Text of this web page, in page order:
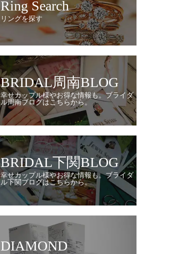
Ring Search
リングを探す
BRIDAL周南BLOG
幸せカップル様やお得な情報も。ブライダ
ル周南ブログはこちらから。
BRIDAL下関BLOG
幸せカップル様やお得な情報も。ブライダ
ル下関ブログはこちらから。
DIAMOND